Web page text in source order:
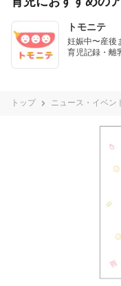
トモニテ
妊娠中〜産後
育児記録・離
トップ ニュース・イベン